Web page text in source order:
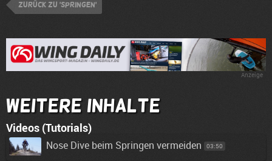
zurück zu 'Springen'
Anzeige
Weitere Inhalte
Videos (Tutorials)
Nose Dive beim Springen vermeiden 03:50